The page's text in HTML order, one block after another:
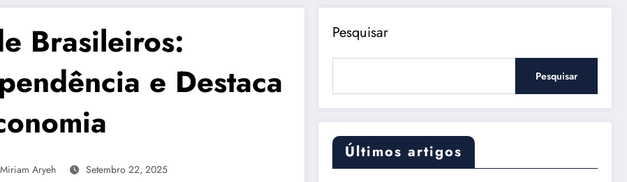
Brasileiros:
e Destaca
Miriam Aryeh Setembro 22, 2025
Pesquisar
Pesquisar
Últimos artigos